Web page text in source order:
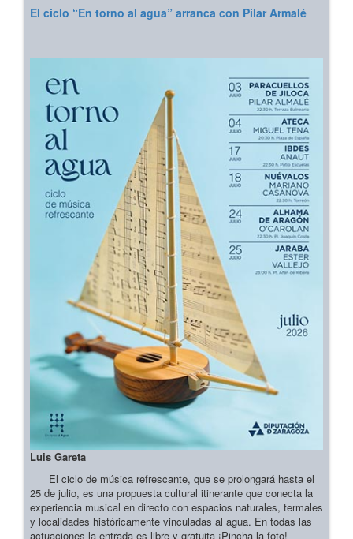
El ciclo “En torno al agua” arranca con Pilar Armalé
Luis Gareta
El ciclo de música refrescante, que se prolongará hasta el
25 de julio, es una propuesta cultural itinerante que conecta la
experiencia musical en directo con espacios naturales, termales
y localidades históricamente vinculadas al agua. En todas las
actuaciones la entrada es libre y gratuita ¡Pincha la foto!